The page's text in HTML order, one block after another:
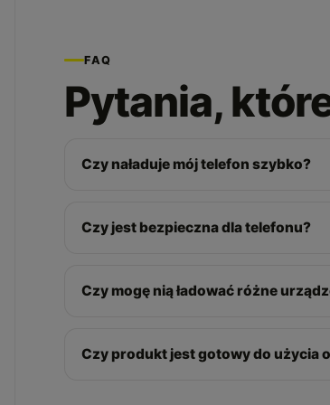
FAQ
Pytania,
Czy naładuje mój telefon szybko?
Czy jest bezpieczna dla telefonu?
Czy mogę nią ładować różne
Czy produkt jest gotowy do użycia